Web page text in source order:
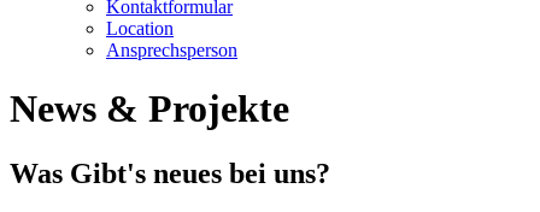
Kontaktformular
Location
Ansprechsperson
News & Projekte
Was Gibt's neues bei uns?